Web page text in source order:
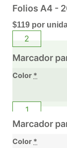
Folios A4 -
$119 por
Marcador
Color *
Marcador
Color *